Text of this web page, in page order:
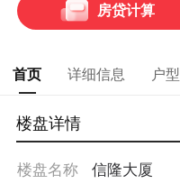
房贷计算
首页 详细信息 户型
楼盘详情
楼盘名称
信隆大厦